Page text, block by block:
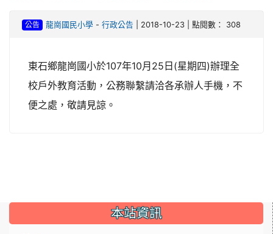
公告 龍崗國民小學- 行政公告 | 2018-10-23 | 點閱數： 308
東石鄉龍崗國小於107年10月25日(星期四)辦理全
校戶外教育活動，公務聯繫請洽各承辦人手機，不
便之處，敬請見諒。
::: 本站資訊